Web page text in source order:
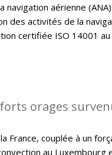
navigation aérienne
des activités de la
certifiée ISO 14001 au
orages
France, couplée à un
au Luxembourg